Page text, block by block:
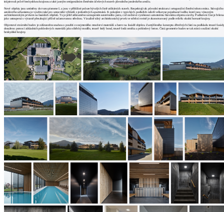
inspirovali právě beskydskou krajinou a také jasným ortogonálním členěním účelových staveb původního jezdeckého areálu.
Nové objekty jsou umístěny do tvaru písmene L a jsou v přibližné poloze bývalých čistě utilitárních staveb. Respektují tak původní strukturu i ortogonální členění tohoto místa. Stávajícího
areálového urbanismu je využito také pro umocnění výhledů z jednotlivých apartmánů. K pokojům v typických podlažích náleží velkoryse pojednané lodžie, které jsou výrazným
architektonickým prvkem na fasádách objektů. To je ještě zdůrazněno ustoupením suterénního patra, což nechává vyniknout samotnému hlavnímu objemu stavby. Podkrovní část je řešena
jako ustoupená s výrazně přesahující příčně zalamovanou střechou. Vizuálně silný architektonický prvek ve střešní rovině je zkonstruovaný podle reliéfu okolní hornaté krajiny.
Objemové ztvárnění budov je zdůrazněno snahou o použití co nejmenšího množství materiálů a barev na fasádě objektu. Zamýšleného konceptu dřevěných částí na podkladu tmavé
dosaženo pomocí základních pohledových materiálů jako sibiřský modřín, tmavě šedý bond, tmavě šedá omítka a pohledový beton. Čistá geometrie budov se tak stává součástí okolní
beskydské krajiny.
architektů
Katalog
dodavatelů
Vložit
inzerát
do
burzy
práce
Newsletter
Přihlaste se k odběru našeho pravidelného
týdenního newsletteru:
Fill in „nospam“
© Archiweb, s.r.o. 1997-2026
ISSN: 1801-3902